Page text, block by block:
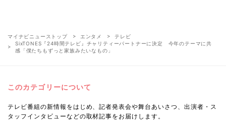
マイナビニューストップ エンタメ
テレビ
SixTONES『24時間テレビ』チャリティーパートナーに決定 今年のテーマに共
感「僕たちもずっと家族みたいなもの」
このカテゴリーについて
テレビ番組の新情報をはじめ、記者発表会や舞台あいさつ、出演者・ス
タッフインタビューなどの取材記事をお届けします。